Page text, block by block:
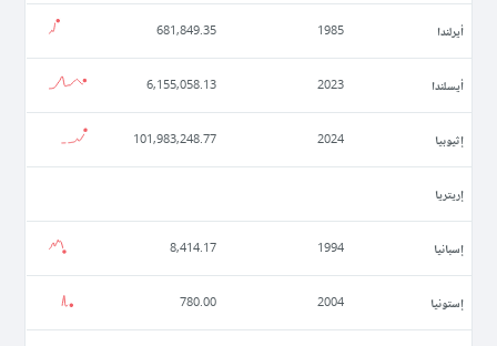
أيرلندا 1985
681,849.35
أيسلندا 2023
6,155,058.13
إثيوبيا 2024
101,983,248.77
إريتريا
إسبانيا 1994
8,414.17
إستونيا 2004
780.00